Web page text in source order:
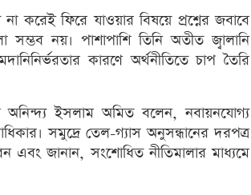
ফিরে যাওয়ার বিষয়ে প্রশ্নের জবাবে
নয়। পাশাপাশি তিনি অতীত জ্বালানি
কারণে অর্থনীতিতে চাপ তৈরি
অনিন্দ্য ইসলাম অমিত বলেন, নবায়নযোগ্য
সমুদ্রে তেল-গ্যাস অনুসন্ধানের দরপত্র
এবং জানান, সংশোধিত নীতিমালার মাধ্যমে